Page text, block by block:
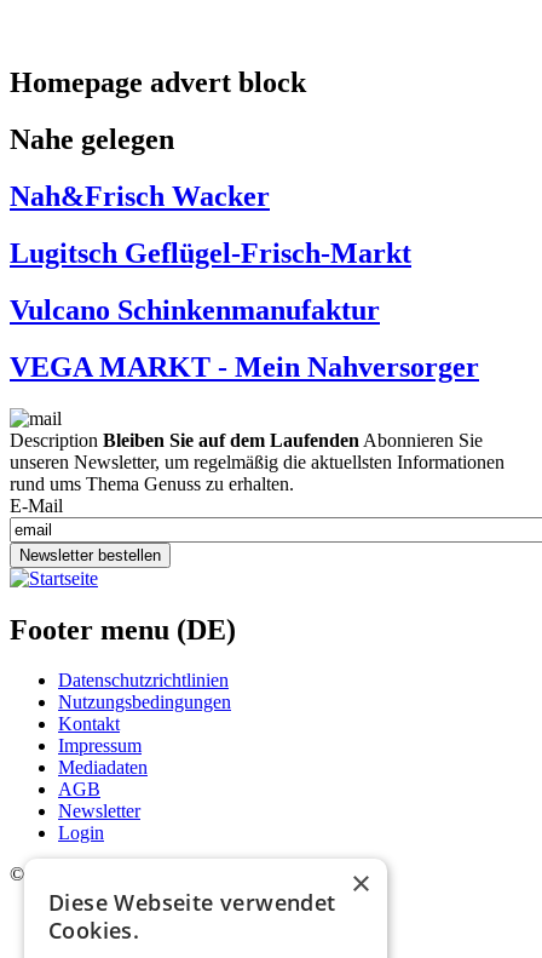
Homepage advert block
Nahe gelegen
Nah&Frisch Wacker
Lugitsch Geflügel-Frisch-Markt
Vulcano Schinkenmanufaktur
VEGA MARKT - Mein Nahversorger
Description Bleiben Sie auf dem Laufenden Abonnieren Sie
unseren Newsletter, um regelmäßig die aktuellsten Informationen
rund ums Thema Genuss zu erhalten.
E-Mail
Newsletter bestellen
Footer menu (DE)
Datenschutzrichtlinien
Nutzungsbedingungen
Kontakt
Impressum
Mediadaten
AGB
Newsletter
Login
©
×
Diese Webseite verwendet
Cookies.